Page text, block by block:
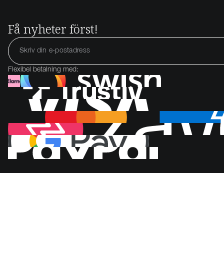
Få nyheter först!
Flexibel betalning med: